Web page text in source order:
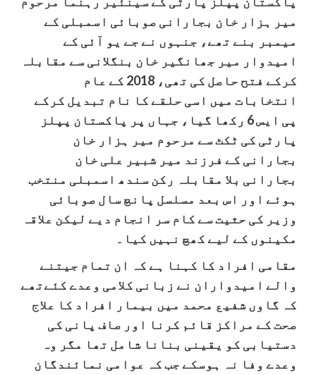
میر ہزار خان بجارانی صوبائی اسمبلی کے
میمبر بنے تھے، جنہوں نے جے یو آئی کے
امیدوار میر جھانگیر خان بنگلانی سے مقابلہ
کرکے فتح حاصل کی تھی، 2018 کے عام
انتخابات میں اسی حلقے کا نام تبدیل کرکے
پی ایس 6 رکھا گیا، جہاں پر پاکستان پپلز
پارٹی کی ٹکٹ سے مرحوم میر ہزار خان
بجارانی کے فرزند میر شبیر علی خان
بجارانی بلا مقابلہ رکن سندھ اسمبلی منتخب
ہوئے اور اس بعد مسلسل پانچ سال صوبائی
وزیر کی حثیت سے کام سر انجام دیے لیکن علاقہ
مکینوں کے لیے کھچ نہیں کیا۔
مقامی افراد کا کہنا ہے کہ ان تمام جیتنے
والے امیدواران نے زبانی کلامی وعدے کئےتھے
کہ گاوں شفیع محمد میں بیمار افراد کا علاج
صحت کے مراکز قائم کرنا اور صاف پانی کی
دستیابی کو یقینی بنانا شامل تھا مگر وہ
وعدے وفا نہ ہوسکے جب کہ عوامی نمائندگان